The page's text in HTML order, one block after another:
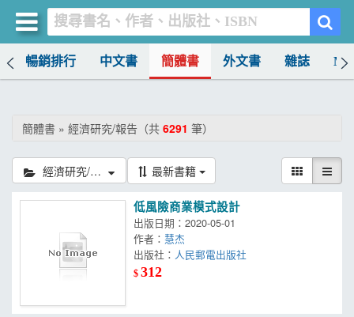
暢銷排行 中文書 簡體書 外文書 雜誌
簡體書 » 經濟研究/報告（共 6291 筆）
經濟研究/報告 最新書籍
低風險商業模式設計
出版日期：2020-05-01
作者：慧杰
出版社： 人民郵電出版社
$312
買書網
書店暢銷榜
簡體書
外文書